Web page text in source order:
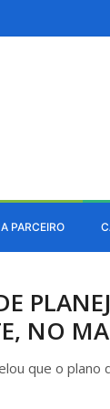
PARCEIRO
NO MA
que o plano